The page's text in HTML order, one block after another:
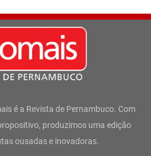
é a Revista de Pernambuco. Com
produzimos uma edição
ousadas e inovadoras.